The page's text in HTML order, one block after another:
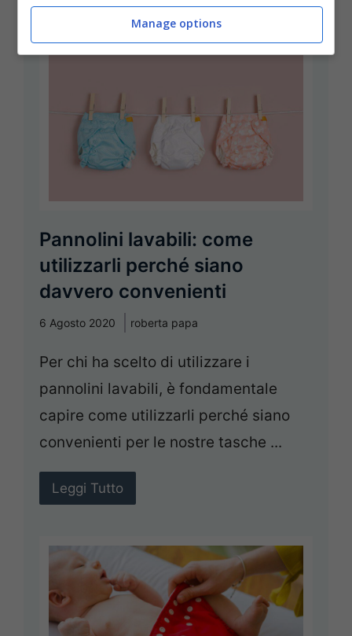
Pannolini lavabili: come
utilizzarli perché siano
davvero convenienti
6 Agosto 2020 roberta papa
Per chi ha scelto di utilizzare i
pannolini lavabili, è fondamentale
capire come utilizzarli perché siano
convenienti per le nostre tasche ...
Leggi Tutto
Manage options